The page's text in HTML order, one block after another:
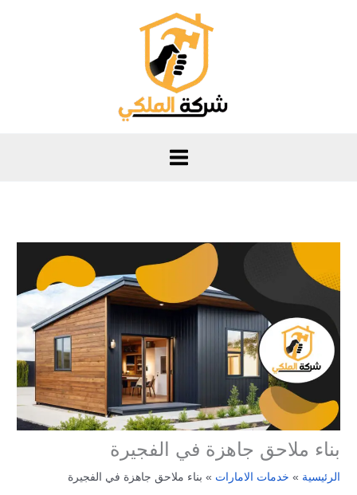
بناء ملاحق جاهزة في الفجيرة
الرئيسية خدمات الامارات بناء ملاحق جاهزة في الفجيرة